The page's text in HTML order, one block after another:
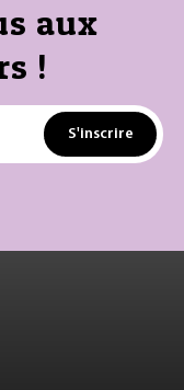
aux
!
S'inscrire